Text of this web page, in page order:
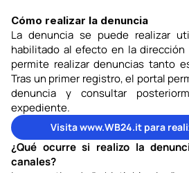
Cómo realizar la denuncia
La denuncia se puede realizar
habilitado al efecto en la dirección
permite realizar denuncias tanto
Tras un primer registro, el portal
denuncia y consultar
expediente.
Visita www.WB24.it para
¿Qué ocurre si realizo la
canales?